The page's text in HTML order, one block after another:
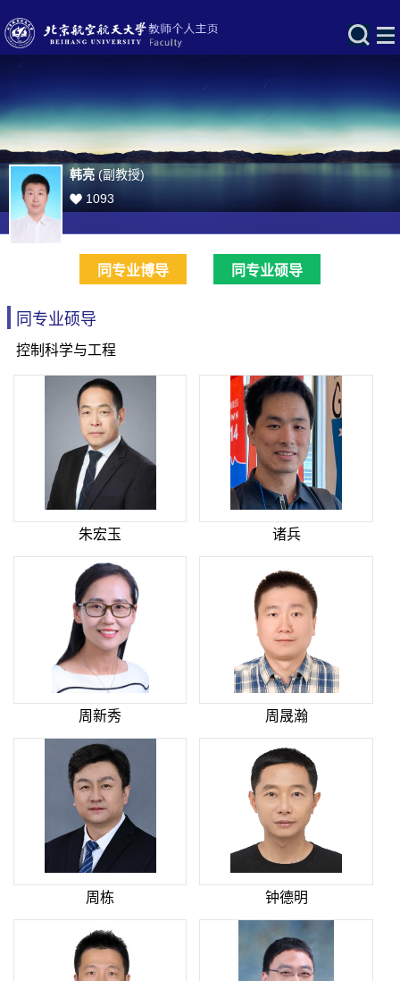
韩亮(副教授)
1093
同专业博导 同专业硕导
同专业硕导
控制科学与工程
朱宏玉 诸兵
周新秀 周晟瀚
周栋 钟德明